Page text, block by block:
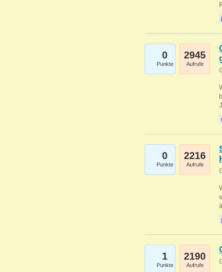
0
Punkte
2945
Aufrufe
0
Punkte
2216
Aufrufe
1
Punkte
2190
Aufrufe